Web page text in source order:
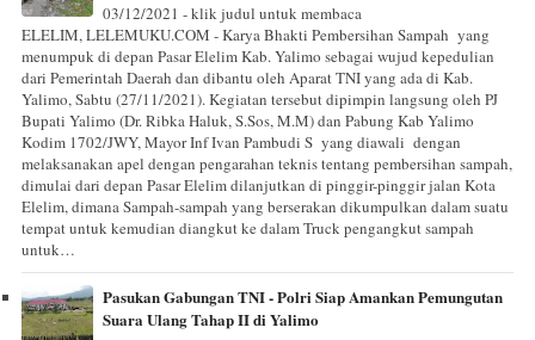
03/12/2021 - klik judul untuk membaca
ELELIM, LELEMUKU.COM - Karya Bhakti Pembersihan Sampah yang
menumpuk di depan Pasar Elelim Kab. Yalimo sebagai wujud kepedulian
dari Pemerintah Daerah dan dibantu oleh Aparat TNI yang ada di Kab.
Yalimo, Sabtu (27/11/2021). Kegiatan tersebut dipimpin langsung oleh PJ
Bupati Yalimo (Dr. Ribka Haluk, S.Sos, M.M) dan Pabung Kab Yalimo
Kodim 1702/JWY, Mayor Inf Ivan Pambudi S yang diawali dengan
melaksanakan apel dengan pengarahan teknis tentang pembersihan sampah,
dimulai dari depan Pasar Elelim dilanjutkan di pinggir-pinggir jalan Kota
Elelim, dimana Sampah-sampah yang berserakan dikumpulkan dalam suatu
tempat untuk kemudian diangkut ke dalam Truck pengangkut sampah
untuk…
Pasukan Gabungan TNI - Polri Siap Amankan Pemungutan
Suara Ulang Tahap II di Yalimo